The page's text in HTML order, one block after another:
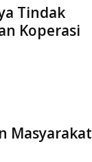
Tindak
Koperasi
Masyarakat